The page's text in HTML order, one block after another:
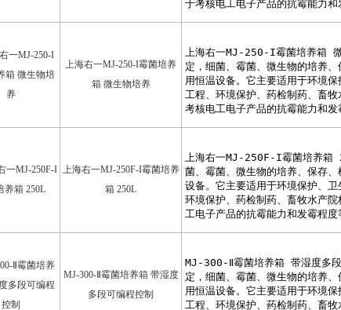
上海右一MJ-250-I霉菌培养
箱 微生物培养
上海右一MJ-250F-I霉菌培养
箱 250L
MJ-300-Ⅱ霉菌培养箱 带湿度
多段可编程控制